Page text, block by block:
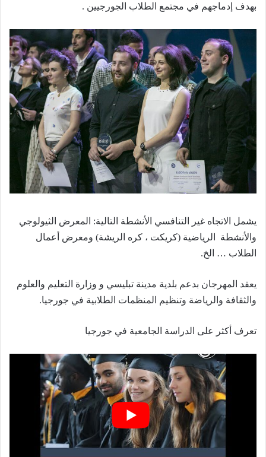
بهدف إدماجهم في مجتمع الطلاب الجورجيين .
يشمل الاتجاه غير التنافسي الأنشطة التالية: المعرض الثيولوجي
والأنشطة الرياضية (كريكت ، كره الريشة) ومعرض أعمال
الطلاب … الخ.
يعقد المهرجان بدعم بلدية مدينة تبليسي و وزارة التعليم والعلوم
والثقافة والرياضة وتنظيم المنظمات الطلابية في جورجيا.
تعرف أكثر على الدراسة الجامعية في جورجيا